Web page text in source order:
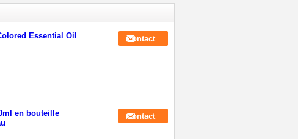
Essential Oil
Contact
en bouteille
Contact